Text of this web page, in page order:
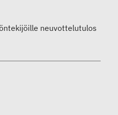
neuvottelutulos